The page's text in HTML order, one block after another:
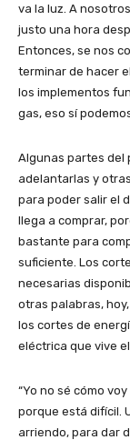
va la luz. A
justo una hora
Entonces, se nos
terminar de hacer
los implementos
gas, eso sí
Algunas partes del
adelantarlas y
para poder salir el
llega a comprar,
bastante para
suficiente. Los
necesarias
otras palabras,
los cortes de
eléctrica que vive el
“Yo no sé cómo
porque está difícil.
arriendo, para dar